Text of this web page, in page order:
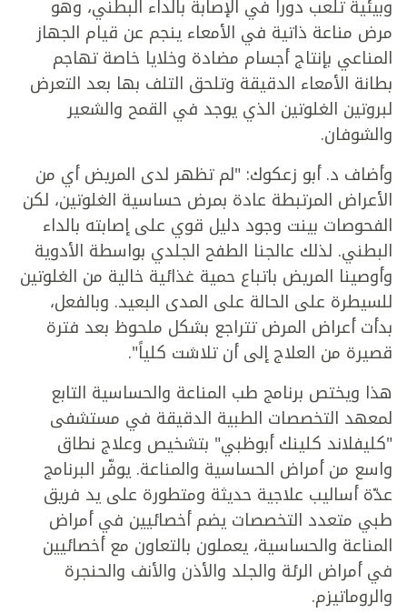
وبيئية تلعب دوراً في الإصابة بالداء البطني، وهو
مرض مناعة ذاتية في الأمعاء ينجم عن قيام الجهاز
المناعي بإنتاج أجسام مضادة وخلايا خاصة تهاجم
بطانة الأمعاء الدقيقة وتلحق التلف بها بعد التعرض
لبروتين الغلوتين الذي يوجد في القمح والشعير
والشوفان.
وأضاف د. أبو زعكوك: "لم تظهر لدى المريض أي من
الأعراض المرتبطة عادة بمرض حساسية الغلوتين، لكن
الفحوصات بينت وجود دليل قوي على إصابته بالداء
البطني. لذلك عالجنا الطفح الجلدي بواسطة الأدوية
وأوصينا المريض باتباع حمية غذائية خالية من الغلوتين
للسيطرة على الحالة على المدى البعيد. وبالفعل،
بدأت أعراض المرض تتراجع بشكل ملحوظ بعد فترة
قصيرة من العلاج إلى أن تلاشت كلياً".
هذا ويختص برنامج طب المناعة والحساسية التابع
لمعهد التخصصات الطبية الدقيقة في مستشفى
"كليفلاند كلينك أبوظبي" بتشخيص وعلاج نطاق
واسع من أمراض الحساسية والمناعة. يوفّر البرنامج
عدّة أساليب علاجية حديثة ومتطورة على يد فريق
طبي متعدد التخصصات يضم أخصائيين في أمراض
المناعة والحساسية، يعملون بالتعاون مع أخصائيين
في أمراض الرئة والجلد والأذن والأنف والحنجرة
والروماتيزم.